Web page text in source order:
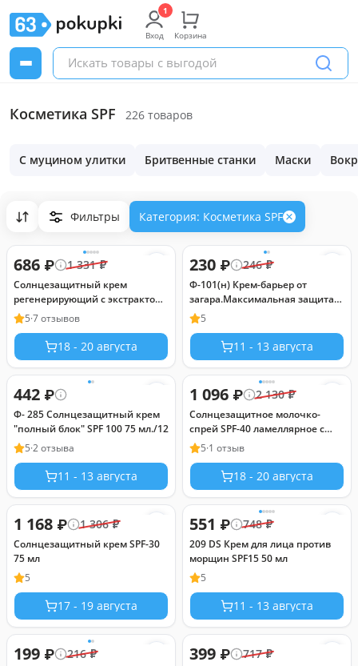
Вход Корзина
Косметика SPF 226 товаров
С муцином улитки Бритвенные станки Маски
Фильтры Категория: Косметика SPF
686 ₽ 1 331₽
Солнцезащитный крем
регенерирующий с экстрактом
моркови SPF-40
UVA/UVB/PA++++, 50 мл
5·7 отзывов
18 - 20 августа
230 ₽ 246₽
Ф-101(н) Крем-барьер от
загара.Максимальная защита
125 мл./20
5
11 - 13 августа
442 ₽
Ф- 285 Солнцезащитный крем
"полный блок" SPF 100 75 мл./12
5·2 отзыва
11 - 13 августа
1 096 ₽ 2 130₽
Солнцезащитное молочко-
cпрей SPF-40 ламеллярное с
экстрактом лаванды, 100 мл
5·1 отзыв
18 - 20 августа
1 168 ₽ 1 306₽
Солнцезащитный крем SPF-30
75 мл
5
17 - 19 августа
551 ₽ 748₽
209 DS Крем для лица против
морщин SPF15 50 мл
5
11 - 13 августа
199 ₽ 216₽ 399 ₽ 717₽